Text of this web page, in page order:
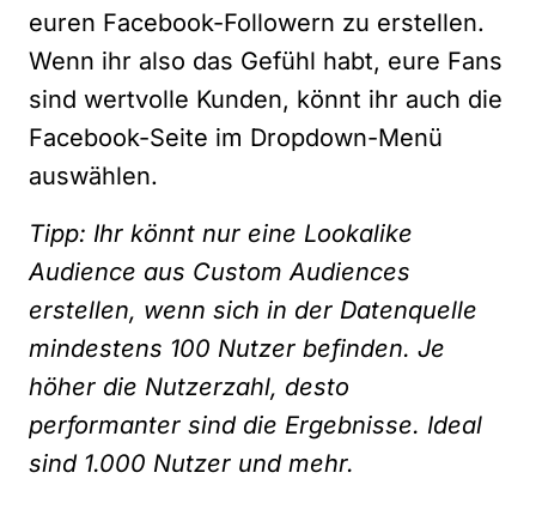
euren Facebook-Followern zu erstellen.
Wenn ihr also das Gefühl habt, eure Fans
sind wertvolle Kunden, könnt ihr auch die
Facebook-Seite im Dropdown-Menü
auswählen.
Tipp: Ihr könnt nur eine Lookalike
Audience aus Custom Audiences
erstellen, wenn sich in der Datenquelle
mindestens 100 Nutzer befinden. Je
höher die Nutzerzahl, desto
performanter sind die Ergebnisse. Ideal
sind 1.000 Nutzer und mehr.